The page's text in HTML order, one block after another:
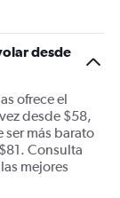
desde
ofrece el
desde $58,
ser más barato
Consulta
mejores